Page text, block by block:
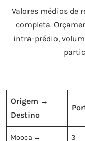
Valores médios de
completa.
intra-prédio,
Origem →
Destino
Mooca → 3